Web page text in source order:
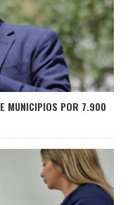
MUNICIPIOS POR 7.900